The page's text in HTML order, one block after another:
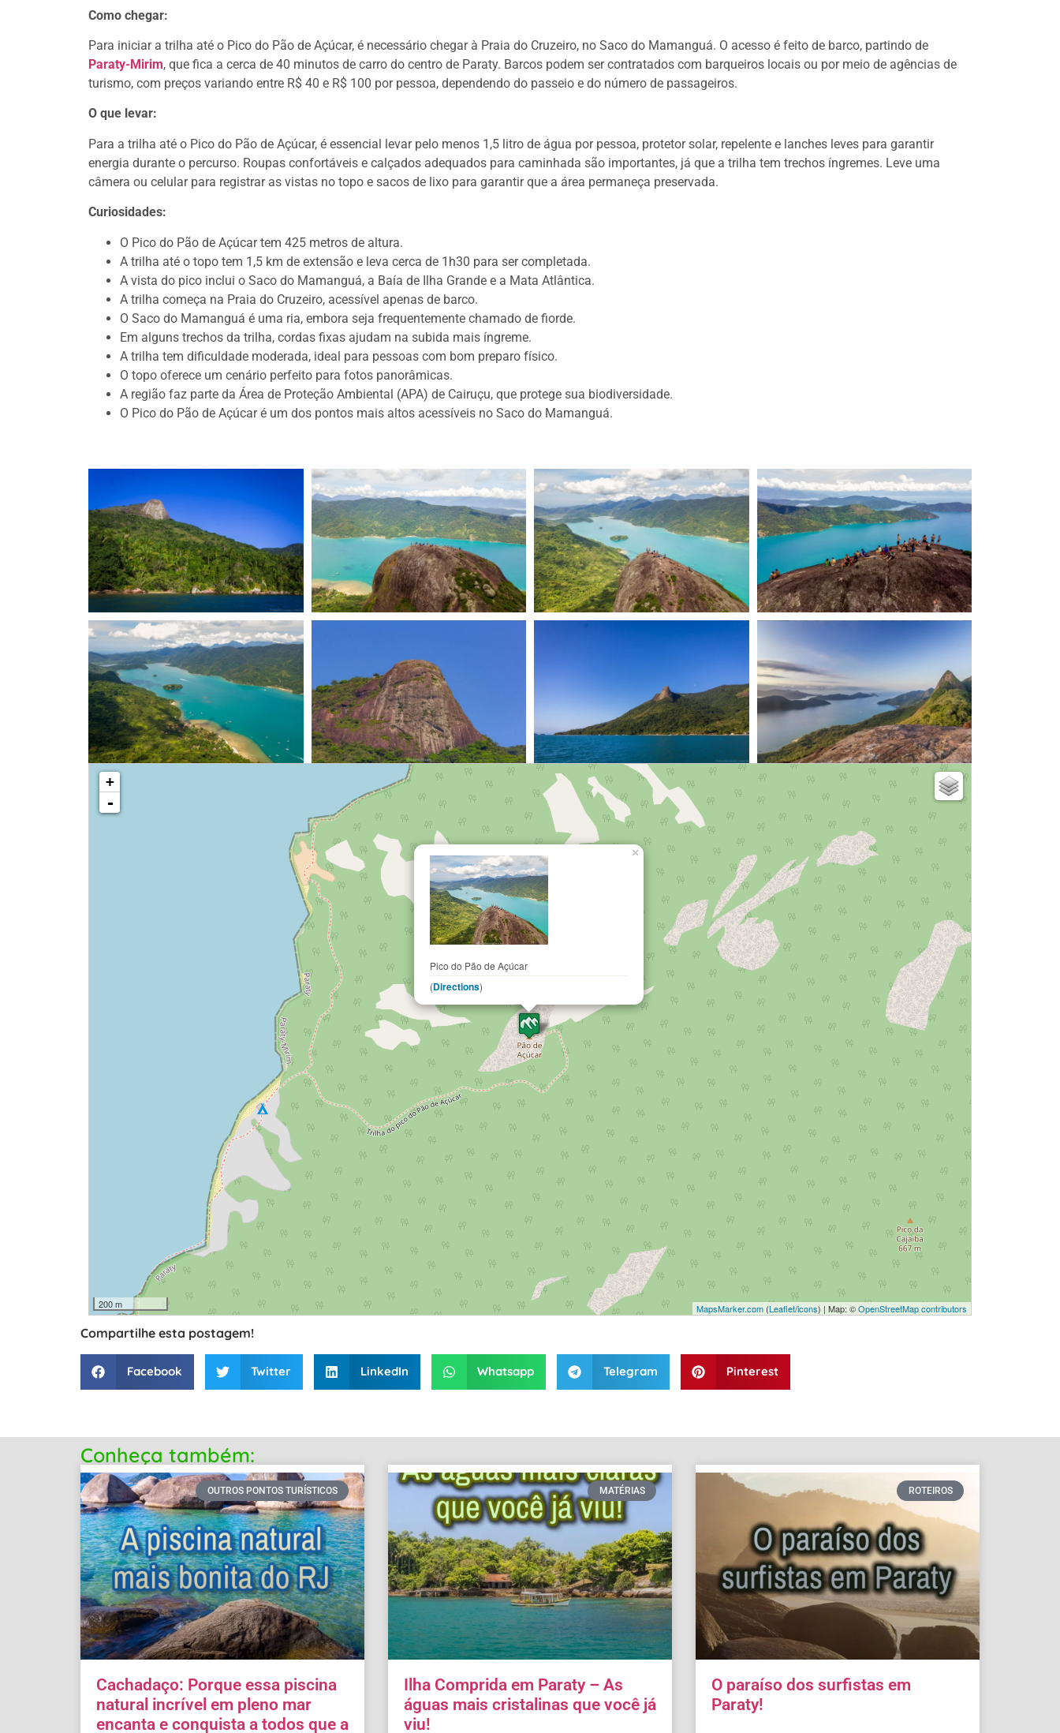
Como chegar:
Para iniciar a trilha até o Pico do Pão de Açúcar, é necessário chegar à Praia do Cruzeiro, no Saco do Mamanguá. O acesso é feito de barco, partindo de
Paraty-Mirim, que fica a cerca de 40 minutos de carro do centro de Paraty. Barcos podem ser contratados com barqueiros locais ou por meio de agências de
turismo, com preços variando entre R$ 40 e R$ 100 por pessoa, dependendo do passeio e do número de passageiros.
O que levar:
Para a trilha até o Pico do Pão de Açúcar, é essencial levar pelo menos 1,5 litro de água por pessoa, protetor solar, repelente e lanches leves para garantir
energia durante o percurso. Roupas confortáveis e calçados adequados para caminhada são importantes, já que a trilha tem trechos íngremes. Leve uma
câmera ou celular para registrar as vistas no topo e sacos de lixo para garantir que a área permaneça preservada.
Curiosidades:
O Pico do Pão de Açúcar tem 425 metros de altura.
A trilha até o topo tem 1,5 km de extensão e leva cerca de 1h30 para ser completada.
A vista do pico inclui o Saco do Mamanguá, a Baía de Ilha Grande e a Mata Atlântica.
A trilha começa na Praia do Cruzeiro, acessível apenas de barco.
O Saco do Mamanguá é uma ria, embora seja frequentemente chamado de fiorde.
Em alguns trechos da trilha, cordas fixas ajudam na subida mais íngreme.
A trilha tem dificuldade moderada, ideal para pessoas com bom preparo físico.
O topo oferece um cenário perfeito para fotos panorâmicas.
A região faz parte da Área de Proteção Ambiental (APA) de Cairuçu, que protege sua biodiversidade.
O Pico do Pão de Açúcar é um dos pontos mais altos acessíveis no Saco do Mamanguá.
loading map - please wait...
×
Pico do Pão de Açúcar
(Directions)
+
-
200 m MapsMarker.com (Leaflet/icons) | Map: ©OpenStreetMap contributors
Compartilhe esta postagem!
Facebook Twitter LinkedIn Whatsapp Telegram Pinterest
Conheça também:
OUTROS PONTOS TURÍSTICOS
Cachadaço: Porque essa piscina
natural incrível em pleno mar
encanta e conquista a todos que a
MATÉRIAS
Ilha Comprida em Paraty – As
águas mais cristalinas que você já
viu!
ROTEIROS
O paraíso dos surfistas em
Paraty!